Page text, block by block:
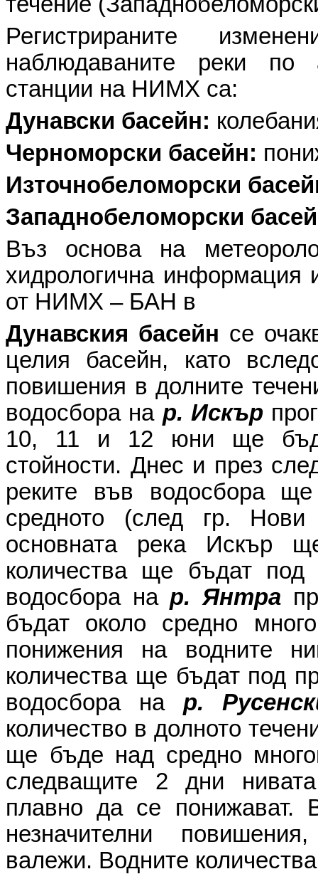
Регистрираните
наблюдаваните реки по
станции на НИМХ са:
Дунавски басейн:
Черноморски басейн:
Източнобеломорски
Западнобеломорски
Въз основа на
хидрологична информация
от НИМХ – БАН в
Дунавския басейн се
целия басейн, като
повишения в долните
водосбора на р. Искър
10, 11 и 12 юни ще
стойности. Днес и през
реките във водосбора
средното (след гр.
основната река Искър
количества ще бъдат
водосбора нар. Янтра
бъдат около средно
понижения на водните
количества ще бъдат под
водосбора на р.
количество в долното
ще бъде над средно
следващите 2 дни
плавно да се понижават.
незначителни
валежи. Водните